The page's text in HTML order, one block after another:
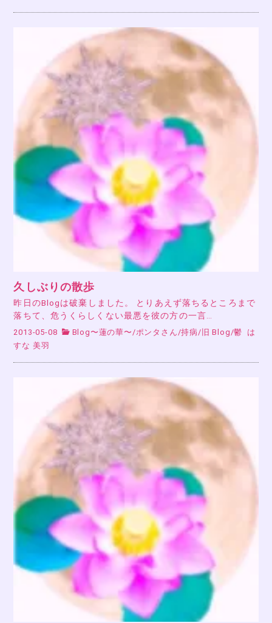
久しぶりの散歩
昨日のBlogは破棄しました。 とりあえず落ちるところまで
落ちて、危うくらしくない最悪を彼の方の一言…
2013-05-08 Blog〜蓮の華〜/ポンタさん/持病/ 旧 Blog/鬱
は
すな 美羽